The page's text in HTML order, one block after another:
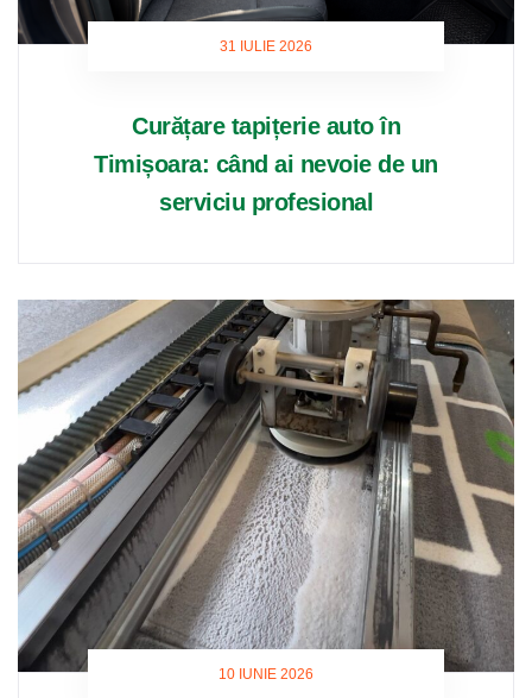
31 IULIE 2026
Curățare tapițerie auto în
Timișoara: când ai nevoie de un
serviciu profesional
10 IUNIE 2026